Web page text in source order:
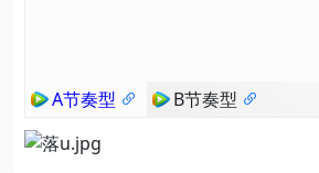
A节奏型 B节奏型